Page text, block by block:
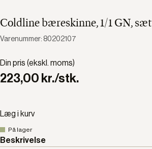
Coldline bæreskinne, 1/1 GN, sæt
Varenummer: 80202107
Din pris (ekskl. moms)
223,00 kr./stk.
Læg i kurv
På lager
Beskrivelse